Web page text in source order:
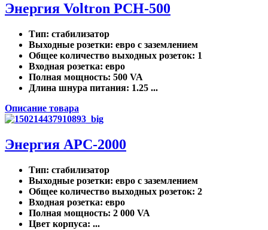
Энергия Voltron РСН-500
Тип: стабилизатор
Выходные розетки: евро с заземлением
Общее количество выходных розеток: 1
Входная розетка: евро
Полная мощность: 500 VA
Длина шнура питания: 1.25 ...
Описание товара
Энергия АРС-2000
Тип: стабилизатор
Выходные розетки: евро с заземлением
Общее количество выходных розеток: 2
Входная розетка: евро
Полная мощность: 2 000 VA
Цвет корпуса: ...